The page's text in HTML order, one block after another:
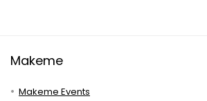
Makeme
Makeme Events